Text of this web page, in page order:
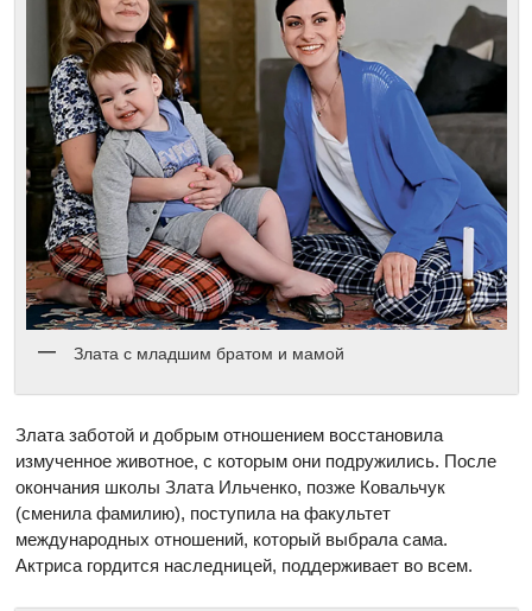
Злата с младшим братом и мамой
Злата заботой и добрым отношением восстановила
измученное животное, с которым они подружились. После
окончания школы Злата Ильченко, позже Ковальчук
(сменила фамилию), поступила на факультет
международных отношений, который выбрала сама.
Актриса гордится наследницей, поддерживает во всем.